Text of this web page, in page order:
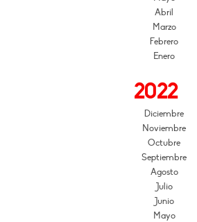
Abril
Marzo
Febrero
Enero
2022
Diciembre
Noviembre
Octubre
Septiembre
Agosto
Julio
Junio
Mayo